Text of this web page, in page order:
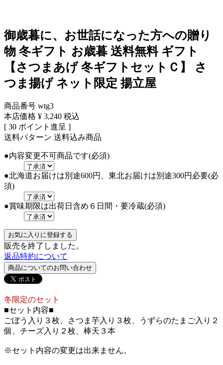
御歳暮に、お世話になった方への贈り
物 冬ギフト お歳暮 送料無料 ギフト
【さつまあげ 冬ギフトセットＣ】 さ
つま揚げ ネット限定 揚立屋
商品番号 wtg3
本店価格 ¥ 3,240 税込
[ 30 ポイント進呈 ]
送料パターン 送料込み商品
●内容変更不可商品です(必須)
●北海道お届けは別途600円、東北お届けは別途300円必要(必
須)
●賞味期限は出荷日含め６日間・要冷蔵(必須)
お気に入りに登録する
販売を終了しました。
返品特約について
商品についてのお問い合わせ
冬限定のセット
■セット内容■
ごぼう入り３枚、さつま芋入り３枚、うずらのたまご入り２
個、チーズ入り２枚、棒天３本
※セット内容の変更は出来ません。